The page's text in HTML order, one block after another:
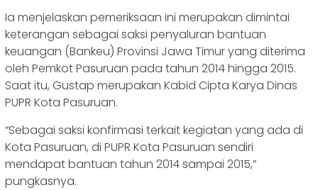
Ia menjelaskan pemeriksaan ini merupakan dimintai
keterangan sebagai saksi penyaluran bantuan
keuangan (Bankeu) Provinsi Jawa Timur yang diterima
oleh Pemkot Pasuruan pada tahun 2014 hingga 2015.
Saat itu, Gustap merupakan Kabid Cipta Karya Dinas
PUPR Kota Pasuruan.
“Sebagai saksi konfirmasi terkait kegiatan yang ada di
Kota Pasuruan, di PUPR Kota Pasuruan sendiri
mendapat bantuan tahun 2014 sampai 2015,”
pungkasnya.